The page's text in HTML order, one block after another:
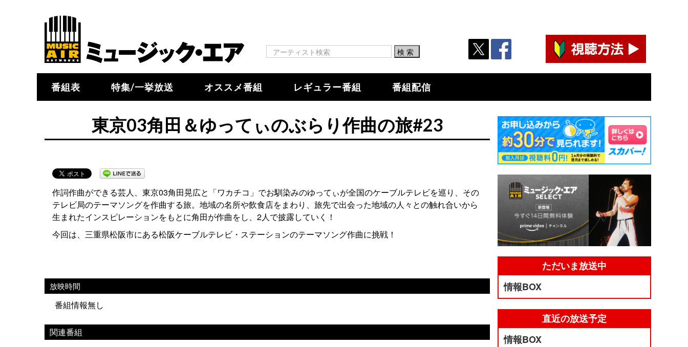
番組表 特集/一挙放送 オススメ番組 レギュラー番組 番組配信
東京03角田＆ゆってぃのぶらり作曲の旅#23
作詞作曲ができる芸人、東京03角田晃広と「ワカチコ」でお馴染みのゆってぃが全国のケーブルテレビを巡り、その
テレビ局のテーマソングを作曲する旅。地域の名所や飲食店をまわり、旅先で出会った地域の人々との触れ合いから
生まれたインスピレーションをもとに角田が作曲をし、2人で披露していく！
今回は、三重県松阪市にある松阪ケーブルテレビ・ステーションのテーマソング作曲に挑戦！
放映時間
番組情報無し
関連番組
ただいま放送中
情報BOX
直近の放送予定
情報BOX